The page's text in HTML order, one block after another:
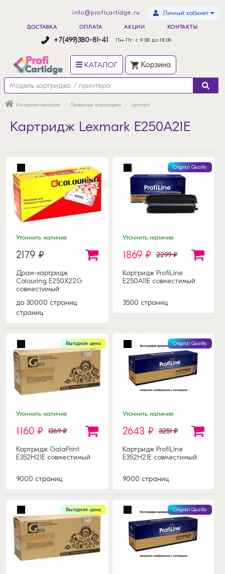
info@proficartidge.ru Личный кабинет
ДОСТАВКА ОПЛАТА АКЦИИ КОНТАКТЫ
+7(499)380-81-41 Пн-Пт: с 9:00 до 18:00
КАТАЛОГ Корзина
Интернет-магазин Лазерные картриджи Lexmark
Картридж Lexmark E250A21E
Уточнить наличие
2179 ₽
Драм-картридж
Colouring E250X22G
совместимый
до 30000 страниц
страниц
Original Quality
Уточнить наличие
1869 ₽ 2299 ₽
Картридж ProfiLine
E250A11E совместимый
3500 страниц
Выгодная цена
Уточнить наличие
1160 ₽ 1369 ₽
Картридж GalaPrint
E352H21E совместимый
9000 страниц
Original Quality
Уточнить наличие
2643 ₽ 3251 ₽
Картридж ProfiLine
E352H21E совместимый
9000 страниц
Выгодная цена Original Quality